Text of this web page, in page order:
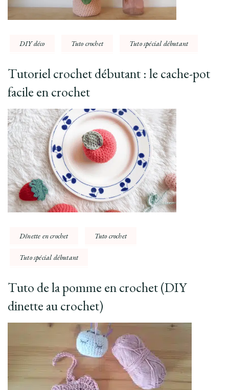
DIY déco Tuto crochet Tuto spécial débutant
Tutoriel crochet débutant : le cache-pot
facile en crochet
Dînette en crochet Tuto crochet
Tuto spécial débutant
Tuto de la pomme en crochet (DIY
dinette au crochet)